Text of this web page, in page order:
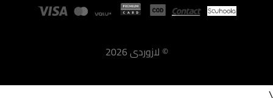
© لازوردى2026
\